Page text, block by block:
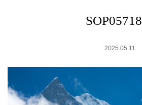
SOP05718
2025.05.11